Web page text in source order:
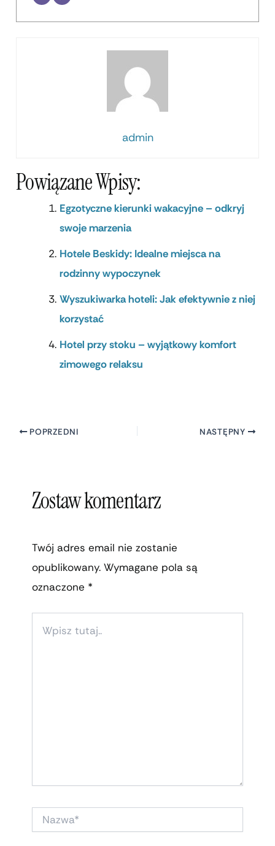
admin
Powiązane Wpisy:
Egzotyczne kierunki wakacyjne – odkryj
swoje marzenia
Hotele Beskidy: Idealne miejsca na
rodzinny wypoczynek
Wyszukiwarka hoteli: Jak efektywnie z niej
korzystać
Hotel przy stoku – wyjątkowy komfort
zimowego relaksu
POPRZEDNI NASTĘPNY
Zostaw komentarz
Twój adres email nie zostanie
opublikowany. Wymagane pola są
oznaczone *
TUTAJ..
NAZWA*